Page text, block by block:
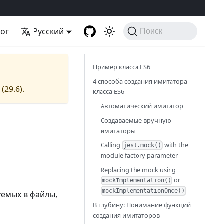
Русский Поиск
(29.6).
в файлы,
Пример класса ES6
4 способа создания имитатора
класса ES6
Автоматический имитатор
Создаваемые вручную
имитаторы
Calling jest.mock() with the
module factory parameter
Replacing the mock using
mockImplementation() or
mockImplementationOnce()
В глубину: Понимание функций
создания имитаторов